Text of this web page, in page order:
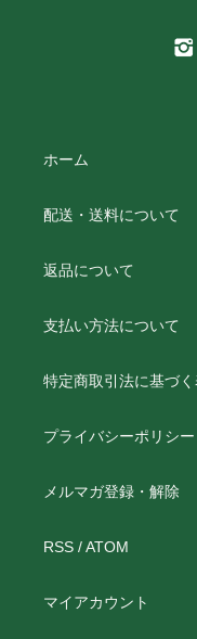
ホーム
配送・送料について
返品について
支払い方法について
特定商取引法に基づ
プライバシーポリシー
メルマガ登録・解除
RSS /ATOM
マイアカウント